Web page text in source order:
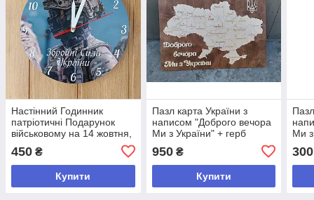
Настінний Годинник
патріотичні Подарунок
військовому на 14 жовтня,
450 ₴
Купити
Пазл карта України з
написом "Доброго вечора
Ми з України" + герб
950₴
Купити
Ми з
300